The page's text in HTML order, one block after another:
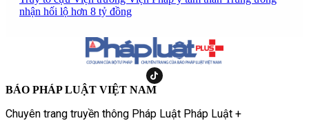
nhận hối lộ hơn 8 tỷ đồng
BÁO PHÁP LUẬT VIỆT NAM
Chuyên trang truyền thông Pháp Luật Pháp Luật +